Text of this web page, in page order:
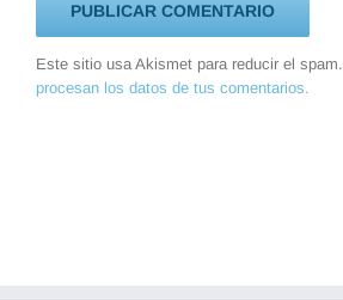
Este sitio usa Akismet para reducir el spam.
procesan los datos de tus comentarios.